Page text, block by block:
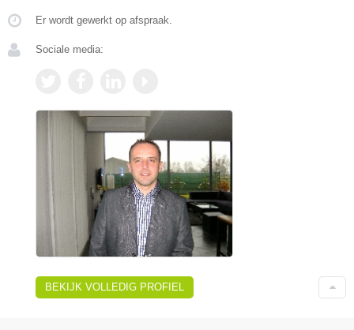
Er wordt gewerkt op afspraak.
Sociale media:
BEKIJK VOLLEDIG PROFIEL